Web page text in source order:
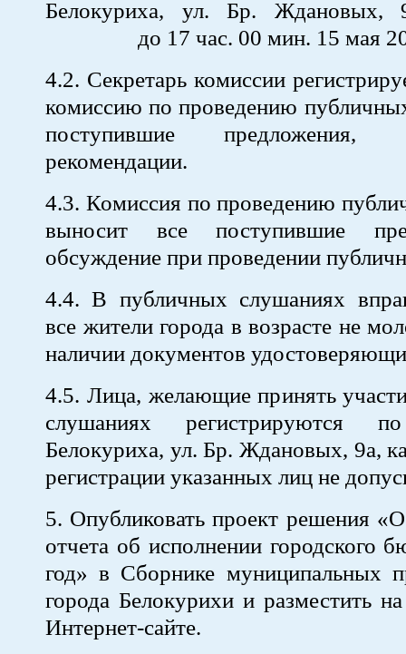
Белокуриха, ул. Бр. Ждановых,
до 17 час. 00 мин. 15 мая
4.2. Секретарь комиссии
комиссию по проведению
поступившие
рекомендации.
4.3. Комиссия по проведению
выносит все поступившие
обсуждение при проведении
4.4. В публичных слушаниях
все жители города в возрасте не
наличии документов
4.5. Лица, желающие принять
слушаниях регистрируются
Белокуриха, ул. Бр. Ждановых, 9а,
регистрации указанных лиц не
5. Опубликовать проект решения
отчета об исполнении городского
год» в Сборнике муниципальных
города Белокурихи и разместить
Интернет-сайте.